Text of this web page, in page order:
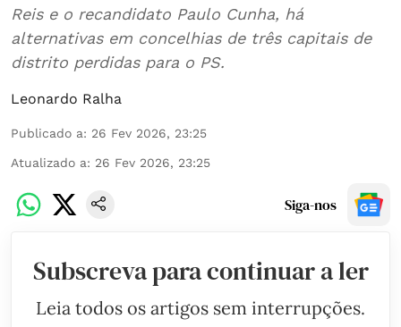
Reis e o recandidato Paulo Cunha, há
alternativas em concelhias de três capitais de
distrito perdidas para o PS.
Leonardo Ralha
Publicado a: 26 Fev 2026, 23:25
Atualizado a: 26 Fev 2026, 23:25
Siga-nos
Subscreva para continuar a ler
Leia todos os artigos sem interrupções.